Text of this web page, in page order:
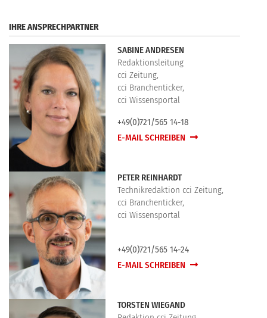
IHRE ANSPRECHPARTNER
SABINE ANDRESEN
Redaktionsleitung
cci Zeitung,
cci Branchenticker,
cci Wissensportal
+49(0)721/565 14-18
E-MAIL SCHREIBEN
PETER REINHARDT
Technikredaktion cci Zeitung,
cci Branchenticker,
cci Wissensportal
+49(0)721/565 14-24
E-MAIL SCHREIBEN
TORSTEN WIEGAND